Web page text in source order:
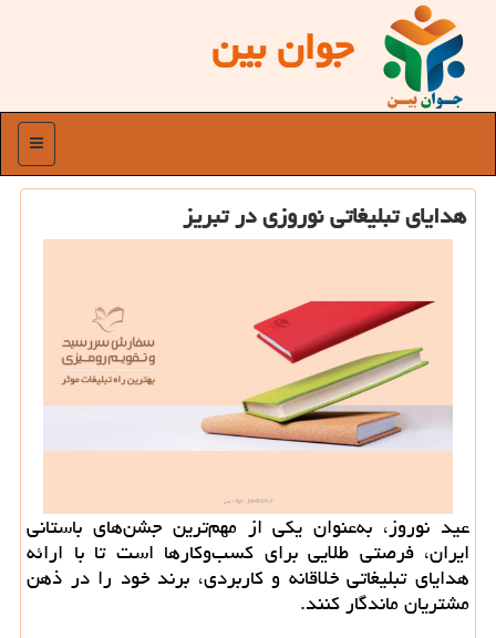
جوان بین
منو
هدایای تبلیغاتی نوروزی در تبریز
عید نوروز، به‌عنوان یکی از مهم‌ترین جشن‌های باستانی
ایران، فرصتی طلایی برای کسب‌وکارها است تا با ارائه
هدایای تبلیغاتی خلاقانه و کاربردی، برند خود را در ذهن
مشتریان ماندگار کنند.